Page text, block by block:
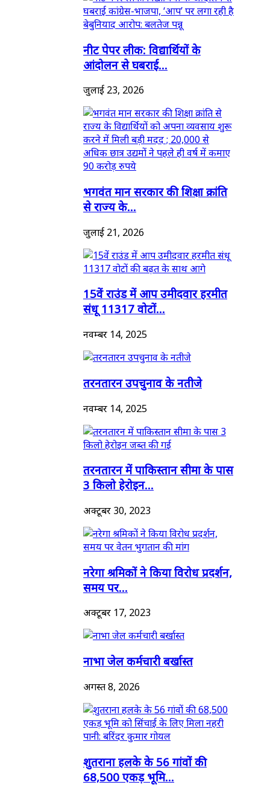
नीट पेपर लीक: विद्यार्थियों के
आंदोलन से घबराई...
जुलाई 23, 2026
भगवंत मान सरकार की शिक्षा क्रांति
से राज्य के...
जुलाई 21, 2026
15वें राउंड में आप उमीदवार हरमीत
संधू 11317 वोटों...
नवम्बर 14, 2025
तरनतारन उपचुनाव के नतीजे
नवम्बर 14, 2025
तरनतारन में पाकिस्तान सीमा के पास
3 किलो हेरोइन...
अक्टूबर 30, 2023
नरेगा श्रमिकों ने किया विरोध प्रदर्शन,
समय पर...
अक्टूबर 17, 2023
नाभा जेल कर्मचारी बर्खास्त
अगस्त 8, 2026
शुतराना हलके के 56 गांवों की
68,500 एकड़ भूमि...